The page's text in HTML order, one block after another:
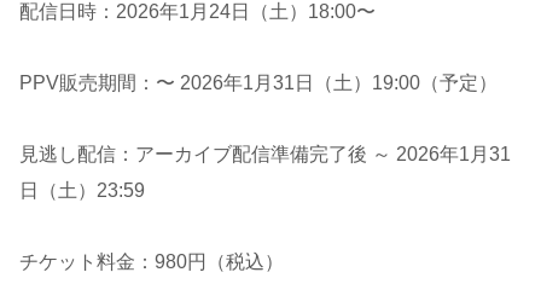
配信日時：2026年1月24日（土）18:00〜
PPV販売期間：〜 2026年1月31日（土）19:00（予定）
見逃し配信：アーカイブ配信準備完了後 ～ 2026年1月31
日（土）23:59
チケット料金：980円（税込）